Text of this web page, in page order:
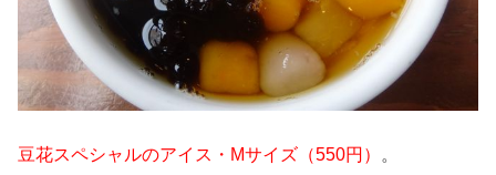
豆花スペシャルのアイス・Mサイズ（550円） 。